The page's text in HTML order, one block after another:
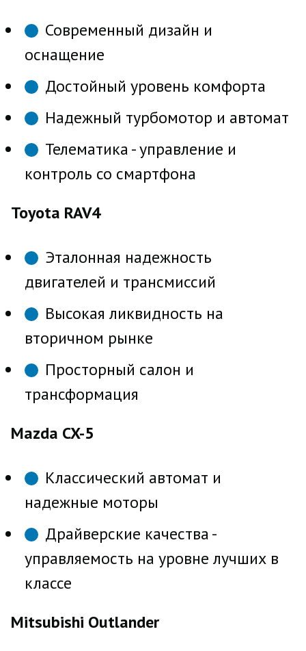
Современный дизайн и
оснащение
Достойный уровень комфорта
Надежный турбомотор и автомат
Телематика - управление и
контроль со смартфона
Toyota RAV4
Эталонная надежность
двигателей и трансмиссий
Высокая ликвидность на
вторичном рынке
Просторный салон и
трансформация
Mazda CX-5
Классический автомат и
надежные моторы
Драйверские качества -
управляемость на уровне лучших в
классе
Mitsubishi Outlander